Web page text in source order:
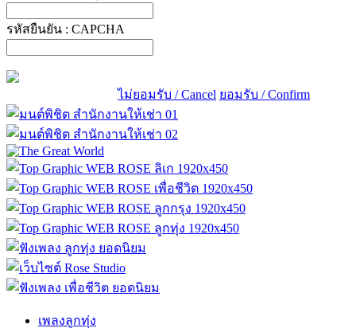
รหัสยืนยัน : CAPCHA
ไม่ยอมรับ / Cancel ยอมรับ / Confirm
เพลงลูกทุ่ง